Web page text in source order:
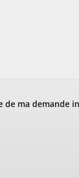
ma demande